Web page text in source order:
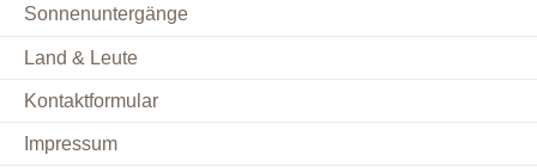
Sonnenuntergänge
Land & Leute
Kontaktformular
Impressum